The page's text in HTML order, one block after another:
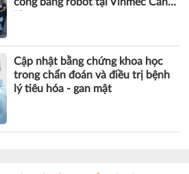
công bằng robot tại Vinmec Cần
Cập nhật bằng chứng khoa học
trong chẩn đoán và điều trị bệnh
lý tiêu hóa - gan mật